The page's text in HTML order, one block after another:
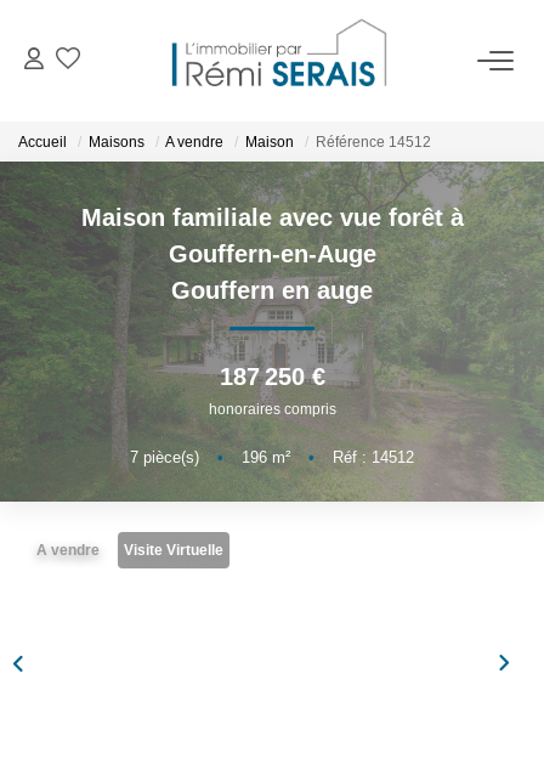
LOUER
VENDRE
BIENS VENDUS
ADMINISTRATION DE BIENS
Gestion
Accueil Maisons A vendre Maison Référence 14512
Maison familiale avec vue forêt à
Gouffern-en-Auge
Gouffern en auge
187 250 €
honoraires compris
7 pièce(s) • 196 m² • Réf : 14512
A vendre Visite Virtuelle